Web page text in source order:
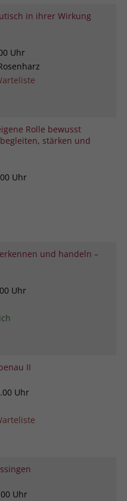
in ihrer Wirkung
Uhr
Rolle bewusst
stärken und
Uhr
und handeln –
Uhr
II
Uhr
Uhr
Einstellungen
Website zu speichern.
dass
späteren Besuchen
durchgeführt
setzt dieses Cookie,